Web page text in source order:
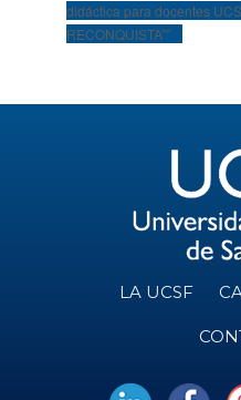
didáctica para docentes
RECONQUISTA””
LA UCSF